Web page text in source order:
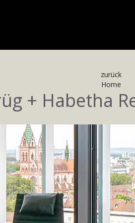
zurück
Home
+ Habetha